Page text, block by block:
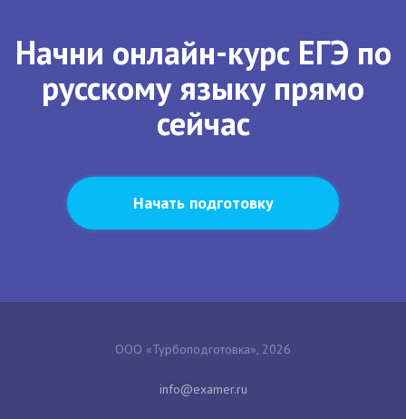
Начни онлайн-курс ЕГЭ по
русскому языку прямо
сейчас
Начать подготовку
ООО «Турбоподготовка», 2026